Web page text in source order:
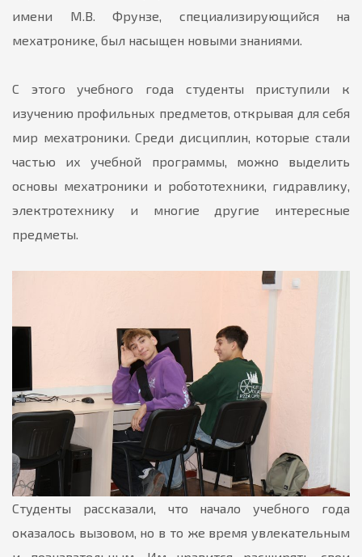
имени М.В. Фрунзе, специализирующийся на
мехатронике, был насыщен новыми знаниями.
С этого учебного года студенты приступили к
изучению профильных предметов, открывая для себя
мир мехатроники. Среди дисциплин, которые стали
частью их учебной программы, можно выделить
основы мехатроники и робототехники, гидравлику,
электротехнику и многие другие интересные
предметы.
Студенты рассказали, что начало учебного года
оказалось вызовом, но в то же время увлекательным